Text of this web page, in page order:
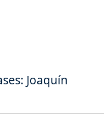
Joaquín